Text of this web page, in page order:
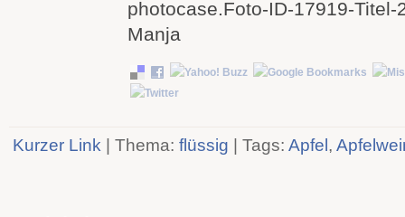
photocase.Foto-ID-17919-Titel-
Manja
Kurzer Link | Thema: flüssig | Tags: Apfel,